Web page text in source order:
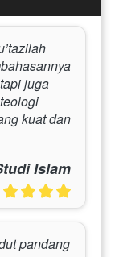
juga
kuat dan
Islam
pandang